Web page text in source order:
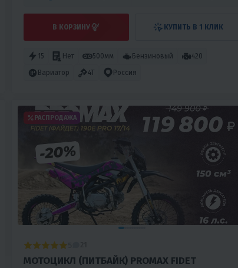
В КОРЗИНУ КУПИТЬ В 1 КЛИК
15 Нет 500мм Бензиновый
420
Вариатор
4T Россия
РАСПРОДАЖА
МОТОЦИКЛ (ПИТБАЙК) PROMAX FIDET